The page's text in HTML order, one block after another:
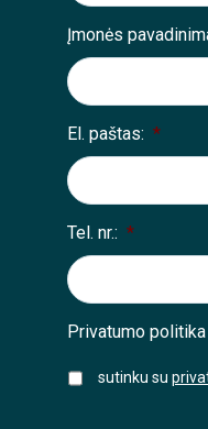
Įmonės
El. paštas: *
Tel. nr.: *
Privatumo politika
sutinku su